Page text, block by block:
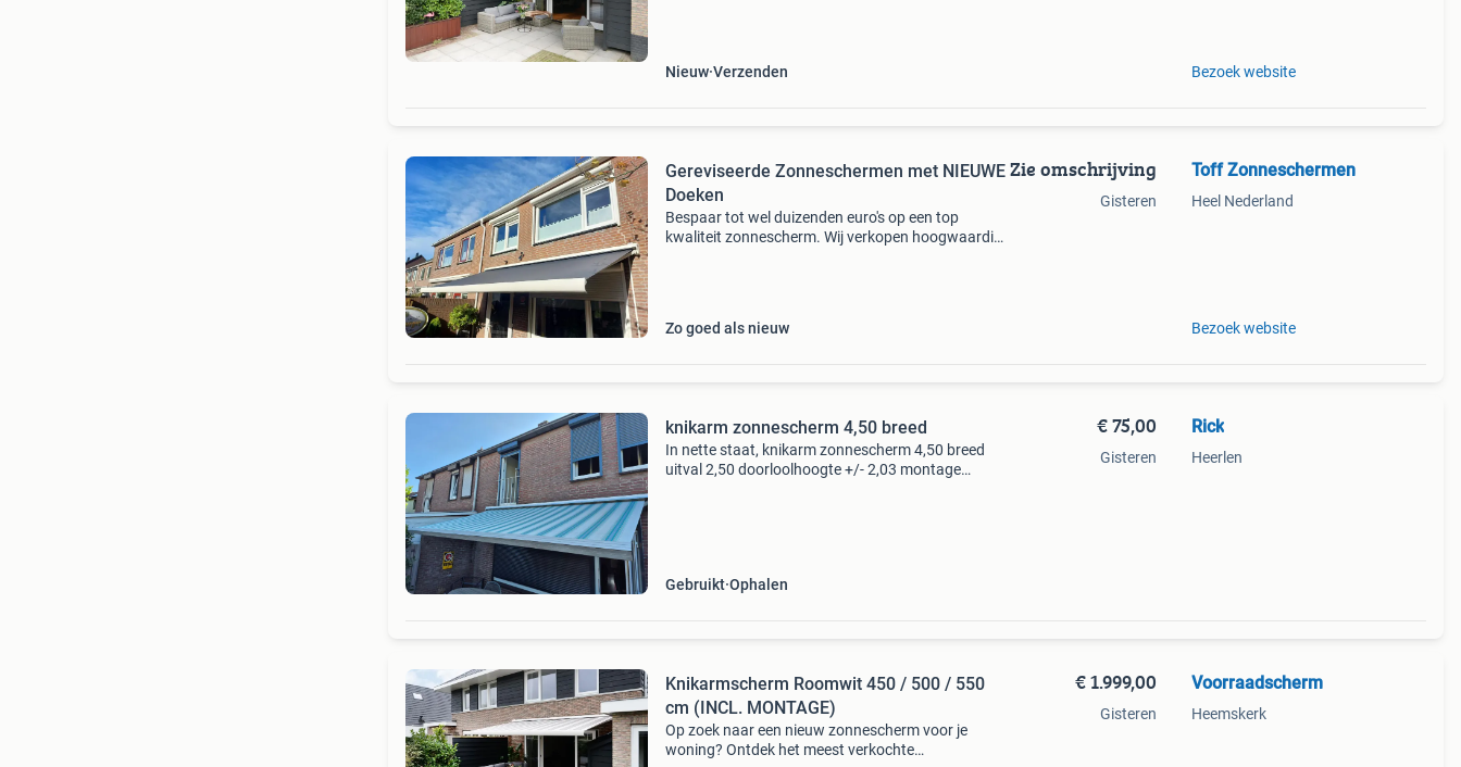
Nieuw Verzenden Bezoek website
Gereviseerde Zonneschermen met NIEUWE
Doeken
Bespaar tot wel duizenden euro's op een top
kwaliteit zonnescherm. Wij verkopen hoogwaardige
Zo goed als nieuw
Zie omschrijving
Gisteren
Toff Zonneschermen
Heel Nederland
Bezoek website
knikarm zonnescherm 4,50 breed
In nette staat, knikarm zonnescherm 4,50 breed
uitval 2,50 doorloolhoogte +/- 2,03 montage
Gebruikt Ophalen
€ 75,00
Gisteren
Rick
Heerlen
Knikarmscherm Roomwit 450 / 500 / 550
cm (INCL. MONTAGE)
Op zoek naar een nieuw zonnescherm voor je
woning? Ontdek het meest verkochte
€ 1.999,00
Gisteren
Voorraadscherm
Heemskerk